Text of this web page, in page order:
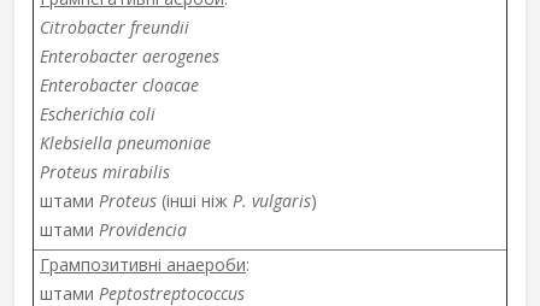
Citrobacter freundii
Enterobacter aerogenes
Enterobacter cloacae
Escherichia coli
Klebsiella pneumoniae
Proteus mirabilis
штами Proteus (інші ніж P. vulgaris)
штами Providencia
Грампозитивні анаероби:
штами Peptostreptococcus